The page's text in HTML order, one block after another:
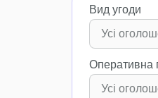
Вид угоди
Усі
Оперативна
Усі